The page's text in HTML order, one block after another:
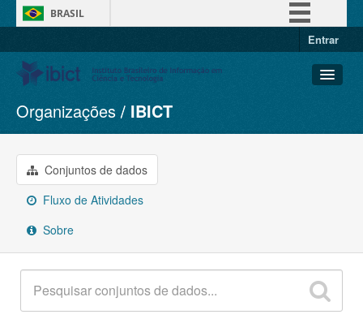
BRASIL
Entrar
Conjuntos de dados
Organizações
Grupos
Sobre
Organizações IBICT
Conjuntos de dados
Fluxo de Atividades
Sobre